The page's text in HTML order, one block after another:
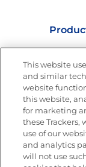
Recibe
This website
and similar
website
this website,
for marketing
these Trackers,
use of our
and analytics
will not use